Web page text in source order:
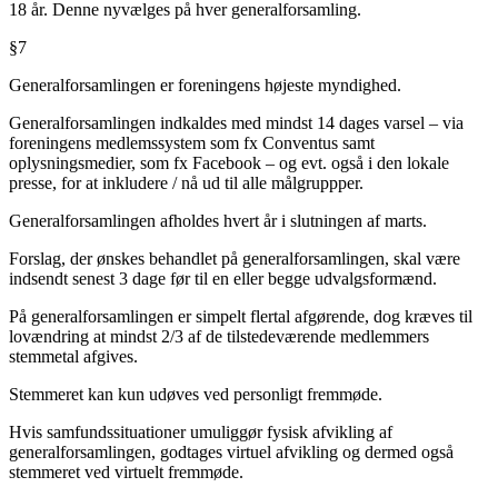
18 år. Denne nyvælges på hver generalforsamling.
§7
Generalforsamlingen er foreningens højeste myndighed.
Generalforsamlingen indkaldes med mindst 14 dages varsel – via
foreningens medlemssystem som fx Conventus samt
oplysningsmedier, som fx Facebook – og evt. også i den lokale
presse, for at inkludere / nå ud til alle målgruppper.
Generalforsamlingen afholdes hvert år i slutningen af marts.
Forslag, der ønskes behandlet på generalforsamlingen, skal være
indsendt senest 3 dage før til en eller begge udvalgsformænd.
På generalforsamlingen er simpelt flertal afgørende, dog kræves til
lovændring at mindst 2/3 af de tilstedeværende medlemmers
stemmetal afgives.
Stemmeret kan kun udøves ved personligt fremmøde.
Hvis samfundssituationer umuliggør fysisk afvikling af
generalforsamlingen, godtages virtuel afvikling og dermed også
stemmeret ved virtuelt fremmøde.